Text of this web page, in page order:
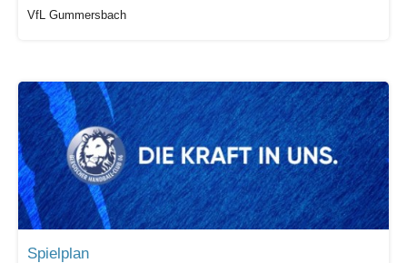
VfL Gummersbach
Spielplan